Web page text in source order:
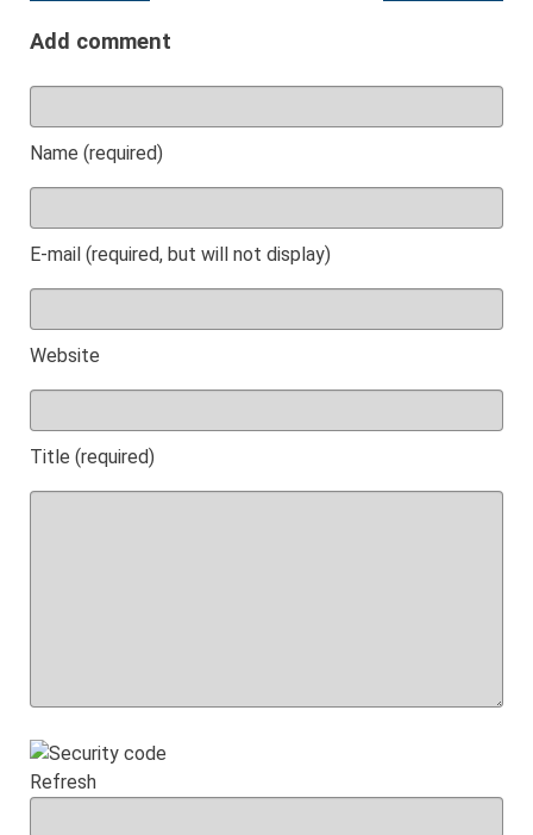
Add comment
Name (required)
E-mail (required, but will not display)
Website
Title (required)
Refresh